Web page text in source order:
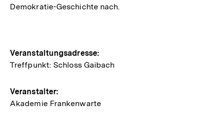
Demokratie-Geschichte nach.
Hinweise
zur
Veranstaltung
Veranstaltungsadresse:
Treffpunkt: Schloss Gaibach
Veranstalter:
Akademie Frankenwarte